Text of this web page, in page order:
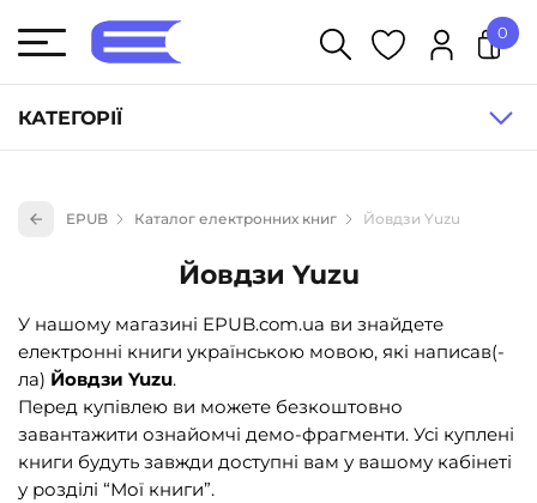
КАТЕГОРІЇ
Книги для дітей (836)
Книги для підлітків (240)
Науково-популярна література (1015)
Навчальна література та посібники (527)
Енциклопедії, довідники, словники (55)
Подарункові сертифікати (1)
0
EPUB Каталог електронних книг Йовдзи Yuzu
Йовдзи Yuzu
У нашому магазині EPUB.com.ua ви знайдете
електронні книги українською мовою, які написав(-
ла) Йовдзи Yuzu.
Перед купівлею ви можете безкоштовно
завантажити ознайомчі демо-фрагменти. Усі куплені
книги будуть завжди доступні вам у вашому кабінеті
у розділі “Мої книги”.